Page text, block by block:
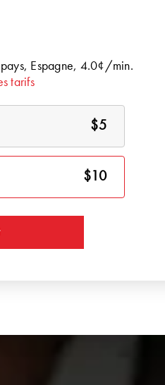
Espagne, 4.0¢/min.
tarifs
$5
$10